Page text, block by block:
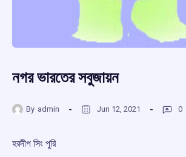
নগর ভারতের সবুজায়ন
By admin Jun 12, 2021 0
হরদীপ সিং পুরি